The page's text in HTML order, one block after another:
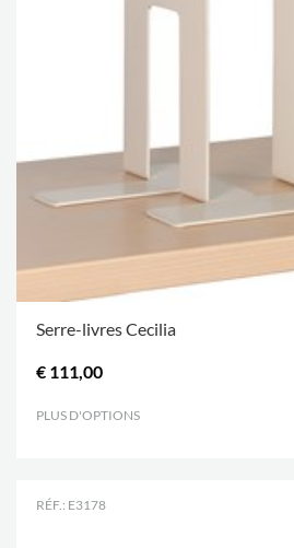
Serre-livres Cecilia
€ 111,00
PLUS D'OPTIONS
RÉF.: E3178